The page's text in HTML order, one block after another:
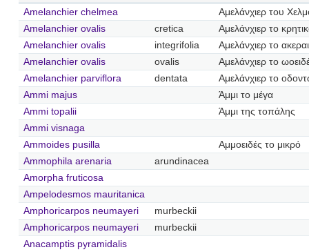
Amelanchier chelmea
Αμελάνχιερ του
Amelanchier ovalis
cretica
Αμελάνχιερ το
Amelanchier ovalis
integrifolia
Αμελάνχιερ το
Amelanchier ovalis
ovalis
Αμελάνχιερ το
Amelanchier parviflora
dentata
Αμελάνχιερ το
Ammi majus
Άμμι το μέγα
Ammi topalii
Άμμι της τοπάλης
Ammi visnaga
Ammoides pusilla
Αμμοειδές το μικρό
Ammophila arenaria
arundinacea
Amorpha fruticosa
Ampelodesmos mauritanica
Amphoricarpos neumayeri
murbeckii
Amphoricarpos neumayeri
murbeckii
Anacamptis pyramidalis